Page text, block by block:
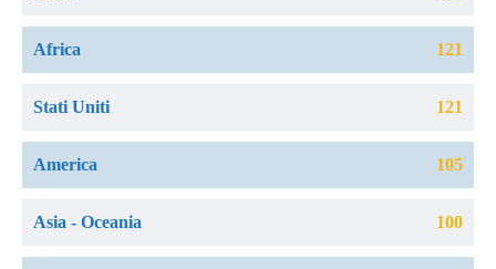
Africa 121
Stati Uniti 121
America 105
Asia - Oceania 100